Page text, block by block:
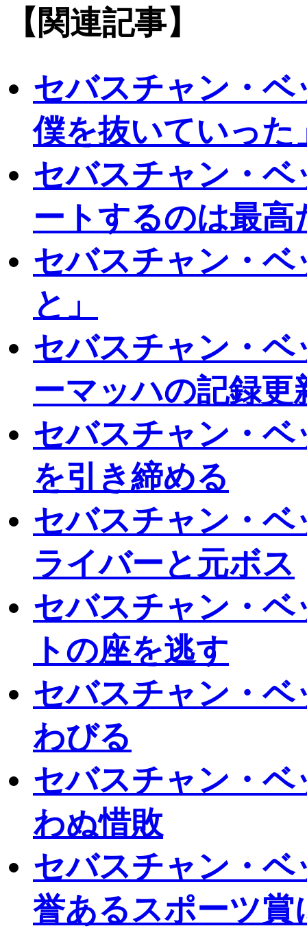
【関連記事】
セバスチャン・
僕を抜いていった
セバスチャン・
ートするのは最高
セバスチャン・
と」
セバスチャン・
ーマッハの記録更
セバスチャン・ベ
を引き締める
セバスチャン・
ライバーと元ボス
セバスチャン・
トの座を逃す
セバスチャン・
わびる
セバスチャン・
わぬ惜敗
セバスチャン・
誉あるスポーツ